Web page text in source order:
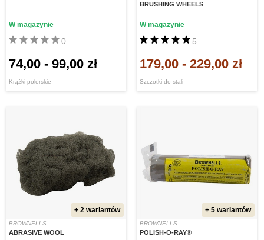
Krążki polerskie
0
W magazynie
74,00 - 99,00 zł
BRUSHING WHEELS
Szczotki do stali
5
W magazynie
179,00 - 229,00 zł
+ 2 wariantów
BROWNELLS
ABRASIVE WOOL
+ 5 wariantów
BROWNELLS
POLISH-O-RAY®